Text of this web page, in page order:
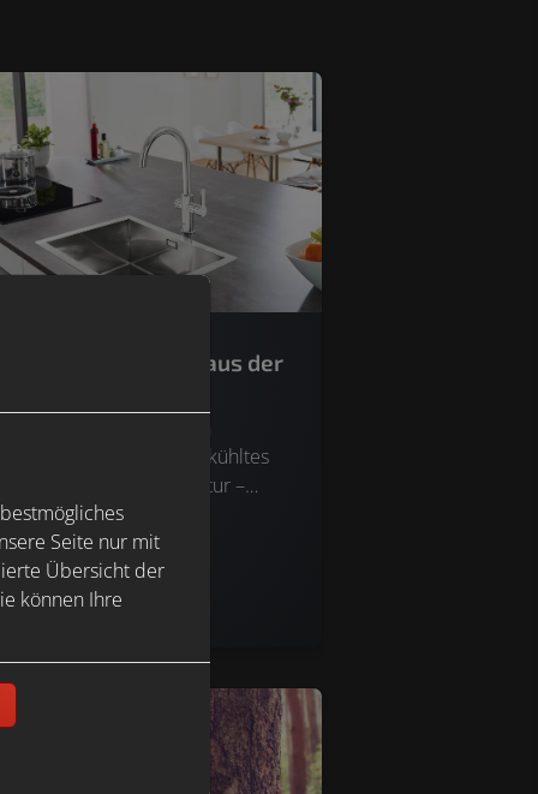
direkt aus der
gefiltertes und gekühltes
direkt aus der Armatur –
nach Geschmack in den
still, medium oder
Erfahren >>
Seite nur mit
Übersicht der
können Ihre